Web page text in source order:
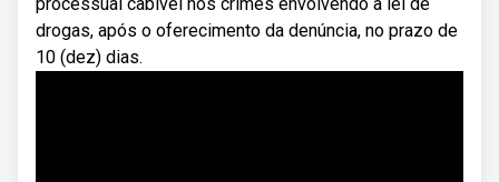
drogas, após o oferecimento da denúncia, no prazo de
10 (dez) dias.